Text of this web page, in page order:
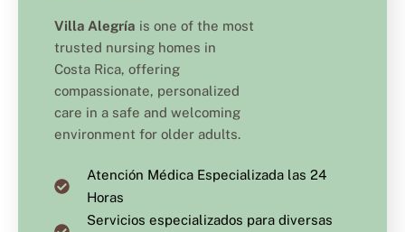
Villa Alegría is one of the most
trusted nursing homes in
Costa Rica, offering
compassionate, personalized
care in a safe and welcoming
environment for older adults.
Atención Médica Especializada las 24
Horas
Servicios especializados para diversas